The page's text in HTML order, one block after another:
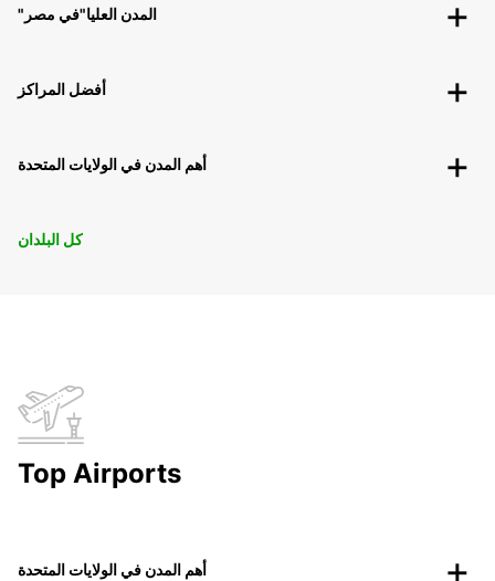
"المدن العليا"في مصر
أفضل المراكز
أهم المدن في الولايات المتحدة
كل البلدان
Top Airports
أهم المدن في الولايات المتحدة